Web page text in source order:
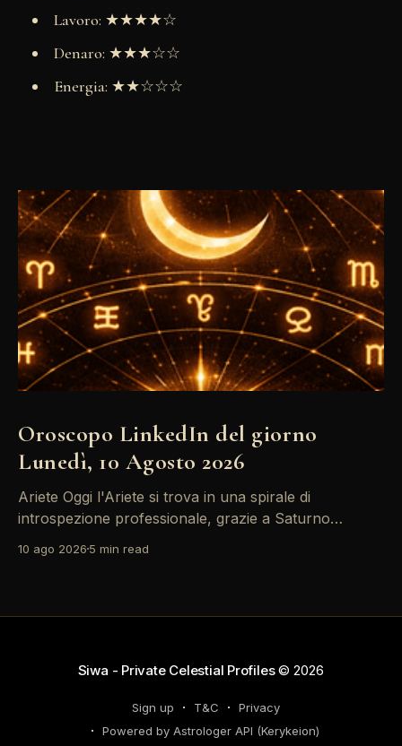
Lavoro: ★★★★☆
Denaro: ★★★☆☆
Energia: ★★☆☆☆
Oroscopo LinkedIn del giorno
Lunedì, 10 Agosto 2026
Ariete Oggi l'Ariete si trova in una spirale di
introspezione professionale, grazie a Saturno
carriera passate. Non farti sopraffare dalle emozioni
10 ago 2026 5 min read
Siwa - Private Celestial Profiles© 2026
Sign up T&C
Privacy
Powered by Astrologer API (Kerykeion)